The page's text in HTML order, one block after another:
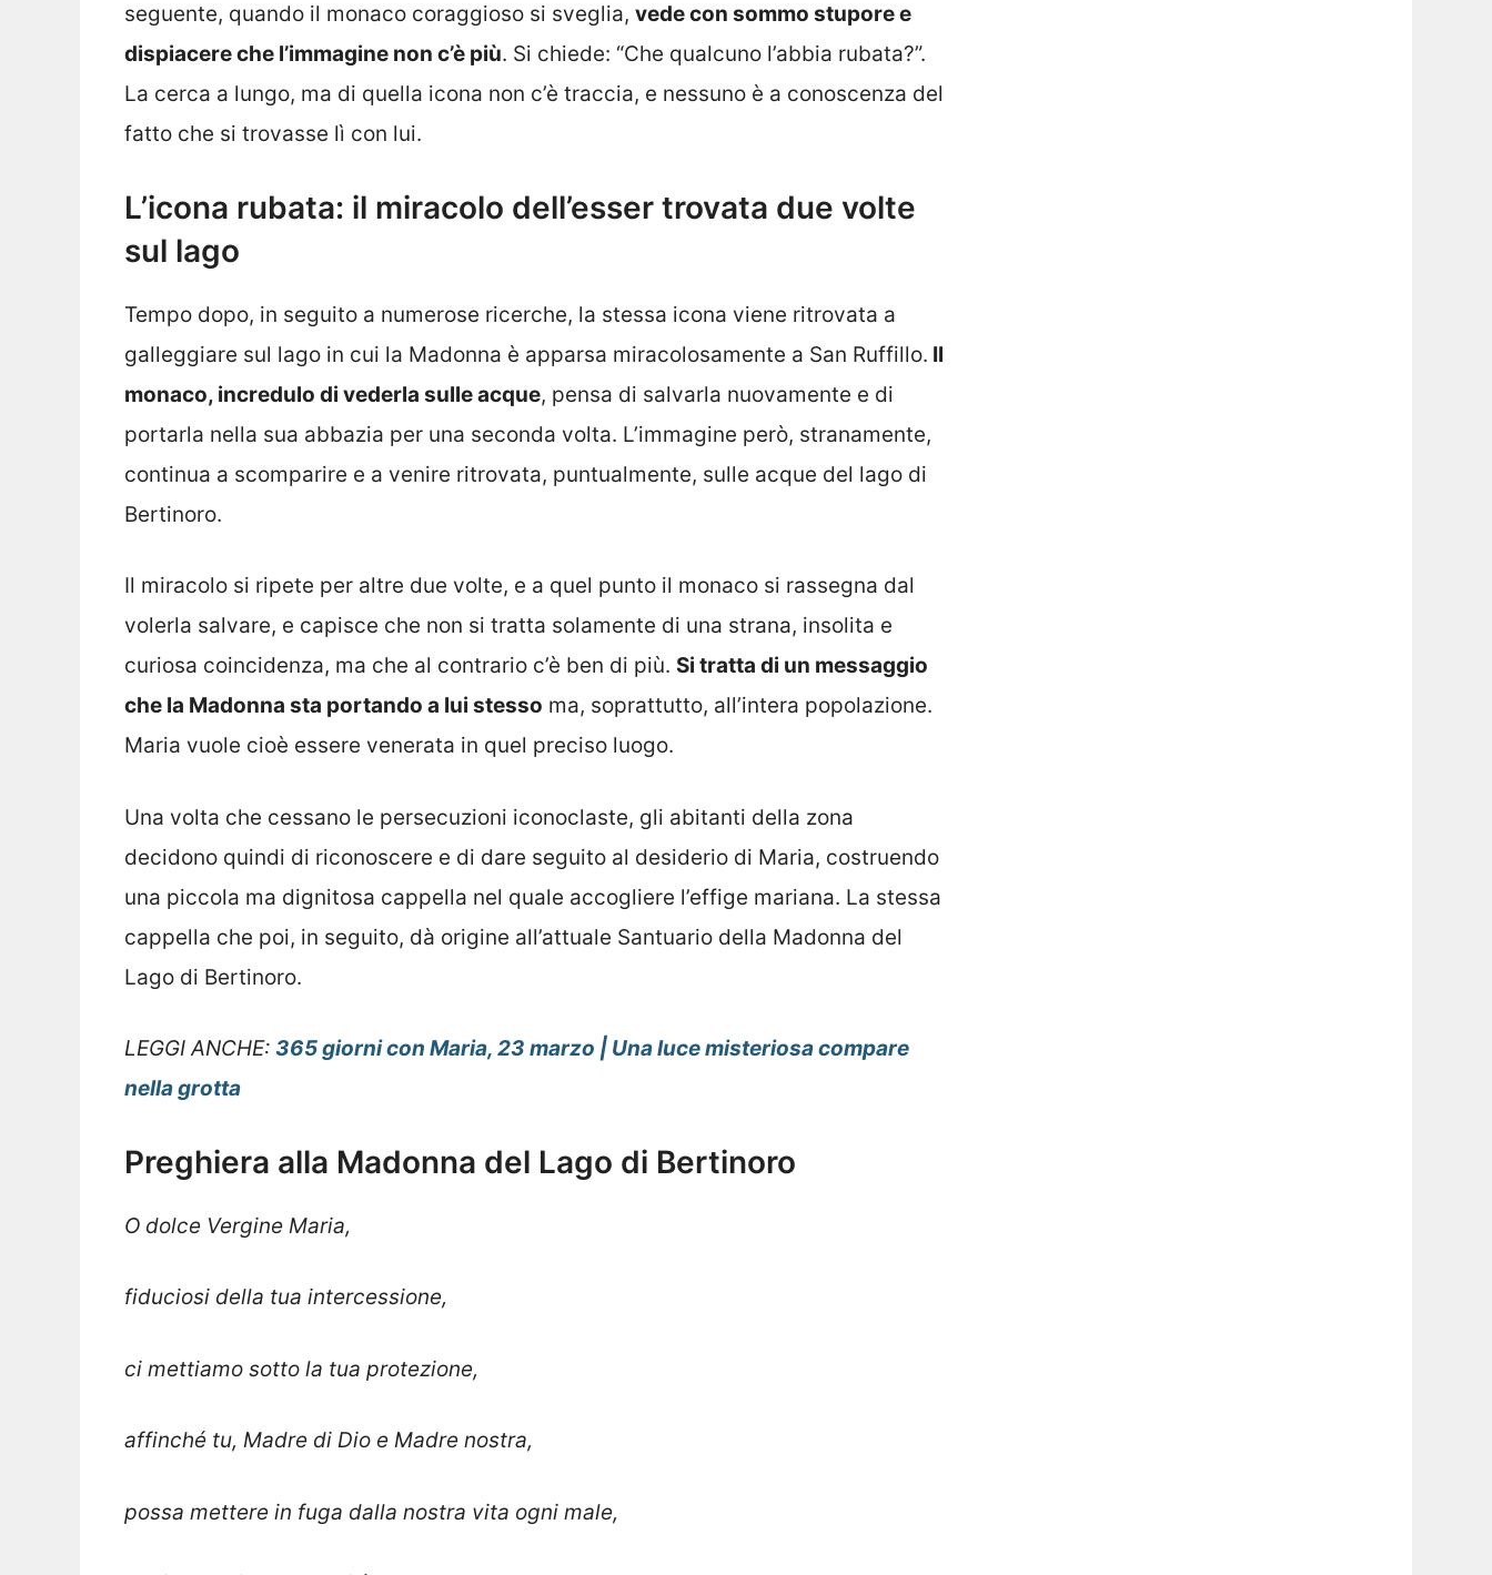
seguente, quando il monaco coraggioso si sveglia, vede con sommo stupore e
dispiacere che l’immagine non c’è più. Si chiede: “Che qualcuno l’abbia rubata?”.
La cerca a lungo, ma di quella icona non c’è traccia, e nessuno è a conoscenza del
fatto che si trovasse lì con lui.
L’icona rubata: il miracolo dell’esser trovata due volte
sul lago
Tempo dopo, in seguito a numerose ricerche, la stessa icona viene ritrovata a
galleggiare sul lago in cui la Madonna è apparsa miracolosamente a San Ruffillo. Il
monaco, incredulo di vederla sulle acque, pensa di salvarla nuovamente e di
portarla nella sua abbazia per una seconda volta. L’immagine però, stranamente,
continua a scomparire e a venire ritrovata, puntualmente, sulle acque del lago di
Bertinoro.
Il miracolo si ripete per altre due volte, e a quel punto il monaco si rassegna dal
volerla salvare, e capisce che non si tratta solamente di una strana, insolita e
curiosa coincidenza, ma che al contrario c’è ben di più. Si tratta di un messaggio
che la Madonna sta portando a lui stesso ma, soprattutto, all’intera popolazione.
Maria vuole cioè essere venerata in quel preciso luogo.
Una volta che cessano le persecuzioni iconoclaste, gli abitanti della zona
decidono quindi di riconoscere e di dare seguito al desiderio di Maria, costruendo
una piccola ma dignitosa cappella nel quale accogliere l’effige mariana. La stessa
cappella che poi, in seguito, dà origine all’attuale Santuario della Madonna del
Lago di Bertinoro.
LEGGI ANCHE: 365 giorni con Maria, 23 marzo | Una luce misteriosa compare
nella grotta
Preghiera alla Madonna del Lago di Bertinoro
O dolce Vergine Maria,
fiduciosi della tua intercessione,
ci mettiamo sotto la tua protezione,
affinché tu, Madre di Dio e Madre nostra,
possa mettere in fuga dalla nostra vita ogni male,